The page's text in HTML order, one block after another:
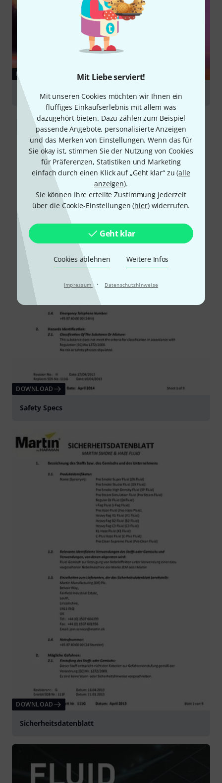
Mit Liebe serviert!
Mit unseren Cookies möchten wir Ihnen ein
fluffiges Einkaufserlebnis mit allem was
dazugehört bieten. Dazu zählen zum Beispiel
passende Angebote, personalisierte Anzeigen
und das Merken von Einstellungen. Wenn das für
Sie okay ist, stimmen Sie der Nutzung von Cookies
für Präferenzen, Statistiken und Marketing
einfach durch einen Klick auf „Geht klar“ zu (alle
anzeigen).
Sie können Ihre erteilte Zustimmung jederzeit
über die Cookie-Einstellungen (hier) widerrufen.
Geht klar
Cookies ablehnen Weitere Infos
Impressum · Datenschutzhinweise
RATGEBER
Nebelmaschinen
DOWNLOAD
Safety Specs
DOWNLOAD
Sicherheitsdatenblatt